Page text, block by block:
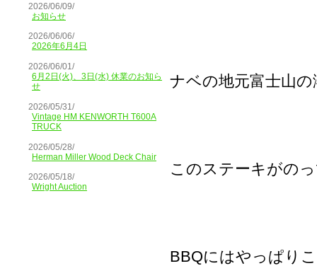
2026/06/09/
お知らせ
2026/06/06/
2026年6月4日
2026/06/01/
6月2日(火)、3日(水) 休業のお知ら
せ
2026/05/31/
Vintage HM KENWORTH T600A
TRUCK
2026/05/28/
Herman Miller Wood Deck Chair
2026/05/18/
Wright Auction
ナベの地元富士山
このステーキがの
BBQにはやっぱり